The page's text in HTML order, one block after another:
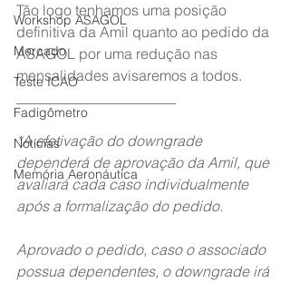
Workshop ASAGOL
Mercado
Teste ICAO
Fadigômetro
Notícias
Memória Aeronáutica
Tão logo tenhamos uma posição
definitiva da Amil quanto ao pedido da
ASAGOL por uma redução nas
mensalidades avisaremos a todos.
*A efetivação do downgrade
dependerá de aprovação da Amil, que
avaliará cada caso individualmente
após a formalização do pedido.
Aprovado o pedido, caso o associado
possua dependentes, o downgrade irá